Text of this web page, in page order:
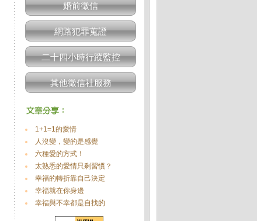
婚前徵信
網路犯罪蒐證
二十四小時行蹤監控
其他徵信社服務
1+1=1的愛情
人沒變，變的是感覺
六種愛的方式！
太熟悉的愛情只剩習慣？
幸福的轉折靠自己決定
幸福就在你身邊
幸福與不幸都是自找的